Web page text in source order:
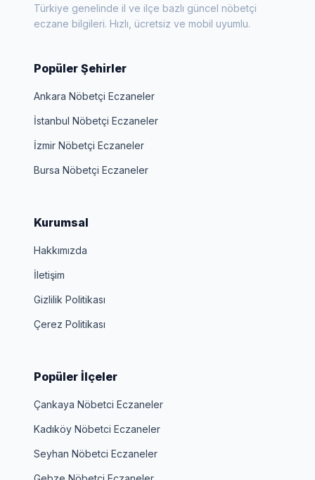
Türkiye genelinde il ve ilçe bazlı güncel nöbetçi
eczane bilgileri. Hızlı, ücretsiz ve mobil uyumlu.
Popüler Şehirler
Ankara Nöbetçi Eczaneler
İstanbul Nöbetçi Eczaneler
İzmir Nöbetçi Eczaneler
Bursa Nöbetçi Eczaneler
Kurumsal
Hakkımızda
İletişim
Gizlilik Politikası
Çerez Politikası
Popüler İlçeler
Çankaya Nöbetci Eczaneler
Kadıköy Nöbetci Eczaneler
Seyhan Nöbetci Eczaneler